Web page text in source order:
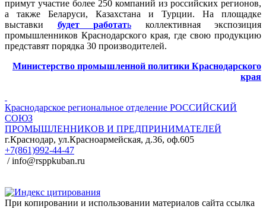
примут участие более 250 компаний из российских регионов,
а также Беларуси, Казахстана и Турции. На площадке
выставки будет работать коллективная экспозиция
промышленников Краснодарского края, где свою продукцию
представят порядка 30 производителей.
Министерство промышленной политики Краснодарского
края
Краснодарское региональное отделение РОССИЙСКИЙ
СОЮЗ
ПРОМЫШЛЕННИКОВ И ПРЕДПРИНИМАТЕЛЕЙ
г.Краснодар, ул.Красноармейская, д.36, оф.605
+7(861)992-44-47
/ info@rsppkuban.ru
При копировании и использовании материалов сайта ссылка